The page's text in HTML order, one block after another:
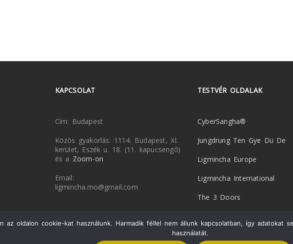
KAPCSOLAT
Cím: Budapest
Közös gyakorlás: 1114. Budapest, XI.
kerület, Eszék u. 18. (11. kapucsengő)
és a Zoom-on
Email:
ligmincha.mo@gmail.com
TESTVÉR OLDALAK
CyberSangha®
Jungdrung Ten Gye Dü De
Ligmincha Europe
Ligmincha International
The 3 Doors
az oldalon cookie-kat használunk. Harmadik féllel nem állunk kapcsolatban, így adatokat
használatát.